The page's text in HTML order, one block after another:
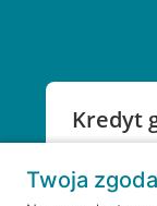
Kredyt
RRSO: 9,6%
Twoja